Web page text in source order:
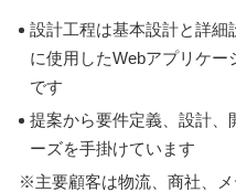
設計工程は基本設計と詳細
に使用したWebアプリケー
です
提案から要件定義、設計、
ーズを手掛けています
※主要顧客は物流、商社、